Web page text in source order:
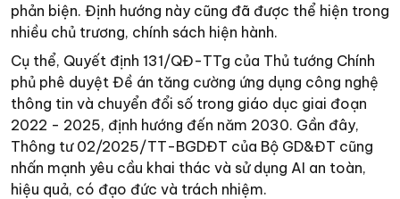
phản biện. Định hướng này cũng đã được thể hiện trong
nhiều chủ trương, chính sách hiện hành.
Cụ thể, Quyết định 131/QĐ-TTg của Thủ tướng Chính
phủ phê duyệt Đề án tăng cường ứng dụng công nghệ
thông tin và chuyển đổi số trong giáo dục giai đoạn
2022 - 2025, định hướng đến năm 2030. Gần đây,
Thông tư 02/2025/TT-BGDĐT của Bộ GD&ĐT cũng
nhấn mạnh yêu cầu khai thác và sử dụng AI an toàn,
hiệu quả, có đạo đức và trách nhiệm.